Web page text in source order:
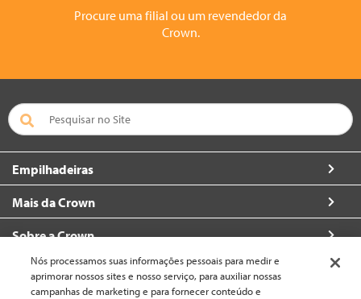
Procure uma filial ou um revendedor da
Crown.
Empilhadeiras
Mais da Crown
Sobre a Crown
Contacte
Nós processamos suas informações pessoais para medir e
aprimorar nossos sites e nosso serviço, para auxiliar nossas
campanhas de marketing e para fornecer conteúdo e